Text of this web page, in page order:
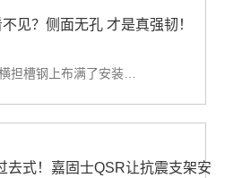
见？侧面无孔 才是真强韧！
去式！嘉固士QSR让抗震支架安